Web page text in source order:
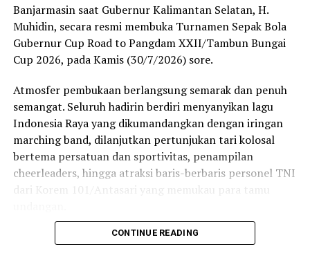
Sedangkan produk Bank Kalsel meliputi layanan
tabungan, kredit atau pinjaman, serta layanan khusus
seperti Tabungan Banua, Kredit Multiguna Plus, dan
Rapat kerja Komisi II Bidang Ekonomi dan Keuangan
DPRD tersebut dengan sejumlah BUMD milik Pemprov
Kalsel semula dipimpin Wakil Ketua Komisinya H
Suripno Sumas.
Namun karena Suripno mau mengikuti. rapat Badan
bersamaan untuk melanjutkan pimpinan rapat tersebut
Sekretaris Komisi II Hani Jahrian.
Banjarmasin saat Gubernur Kalimantan Selatan, H.
Muhidin, secara resmi membuka Turnamen Sepak Bola
Gubernur Cup Road to Pangdam XXII/Tambun Bungai
Cup 2026, pada Kamis (30/7/2026) sore.
Atmosfer pembukaan berlangsung semarak dan penuh
semangat. Seluruh hadirin berdiri menyanyikan lagu
Indonesia Raya yang dikumandangkan dengan iringan
marching band, dilanjutkan pertunjukan tari kolosal
bertema persatuan dan sportivitas, penampilan
cheerleaders, hingga atraksi baris-berbaris personel TNI
dari Korem 101/Antasari yang memukau para tamu
Momen semakin khidmat ketika bendera turnamen
CONTINUE READING